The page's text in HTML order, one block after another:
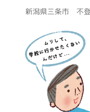
新潟県三条市 不